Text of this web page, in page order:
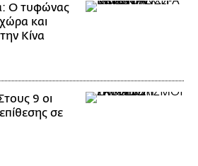
Ο τυφώνας
και
Κίνα
9 οι
σε